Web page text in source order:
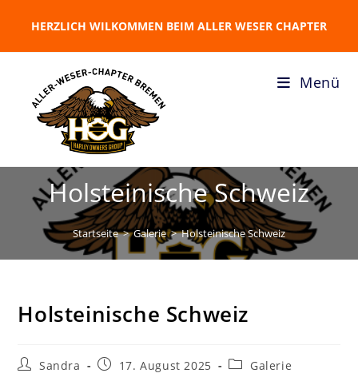
HERZLICH WILKOMMEN BEIM ALLER WESER CHAPTER
Menü
Holsteinische Schweiz
Startseite > Galerie > Holsteinische Schweiz
Holsteinische Schweiz
Sandra 17. August 2025 Galerie